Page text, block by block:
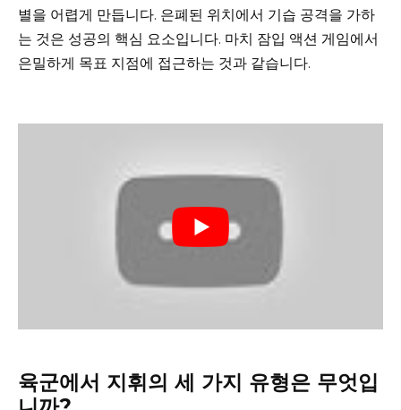
별을 어렵게 만듭니다. 은폐된 위치에서 기습 공격을 가하
는 것은 성공의 핵심 요소입니다. 마치 잠입 액션 게임에서
은밀하게 목표 지점에 접근하는 것과 같습니다.
육군에서 지휘의 세 가지 유형은 무엇입